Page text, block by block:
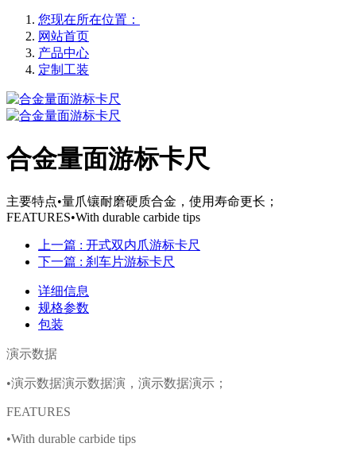
您现在所在位置：
网站首页
产品中心
定制工装
合金量面游标卡尺
主要特点•量爪镶耐磨硬质合金，使用寿命更长；
FEATURES•With durable carbide tips
上一篇 : 开式双内爪游标卡尺
下一篇 : 刹车片游标卡尺
详细信息
规格参数
包装
演示数据
•演示数据演示数据演，演示数据演示；
FEATURES
•With durable carbide tips